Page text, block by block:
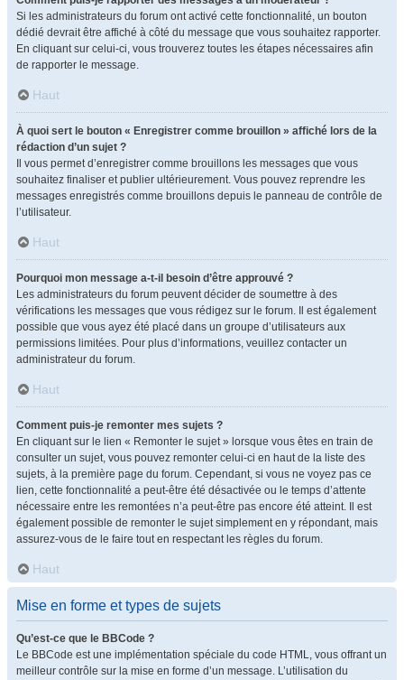
Si les administrateurs du forum ont activé cette fonctionnalité, un bouton
dédié devrait être affiché à côté du message que vous souhaitez rapporter.
En cliquant sur celui-ci, vous trouverez toutes les étapes nécessaires afin
de rapporter le message.
Haut
À quoi sert le bouton « Enregistrer comme brouillon » affiché lors de la
rédaction d’un sujet ?
Il vous permet d’enregistrer comme brouillons les messages que vous
souhaitez finaliser et publier ultérieurement. Vous pouvez reprendre les
messages enregistrés comme brouillons depuis le panneau de contrôle de
l’utilisateur.
Haut
Pourquoi mon message a-t-il besoin d’être approuvé ?
Les administrateurs du forum peuvent décider de soumettre à des
vérifications les messages que vous rédigez sur le forum. Il est également
possible que vous ayez été placé dans un groupe d’utilisateurs aux
permissions limitées. Pour plus d’informations, veuillez contacter un
administrateur du forum.
Haut
Comment puis-je remonter mes sujets ?
En cliquant sur le lien « Remonter le sujet » lorsque vous êtes en train de
consulter un sujet, vous pouvez remonter celui-ci en haut de la liste des
sujets, à la première page du forum. Cependant, si vous ne voyez pas ce
lien, cette fonctionnalité a peut-être été désactivée ou le temps d’attente
nécessaire entre les remontées n’a peut-être pas encore été atteint. Il est
également possible de remonter le sujet simplement en y répondant, mais
assurez-vous de le faire tout en respectant les règles du forum.
Haut
Mise en forme et types de sujets
Qu’est-ce que le BBCode ?
Le BBCode est une implémentation spéciale du code HTML, vous offrant un
meilleur contrôle sur la mise en forme d’un message. L’utilisation du